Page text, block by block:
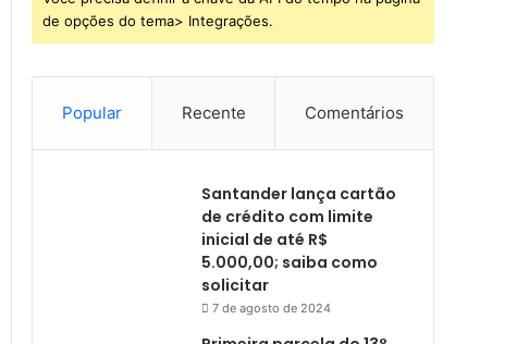
de opções do tema> Integrações.
Popular Recente Comentários
Santander lança cartão
de crédito com limite
inicial de até R$
5.000,00; saiba como
solicitar
7 de agosto de 2024